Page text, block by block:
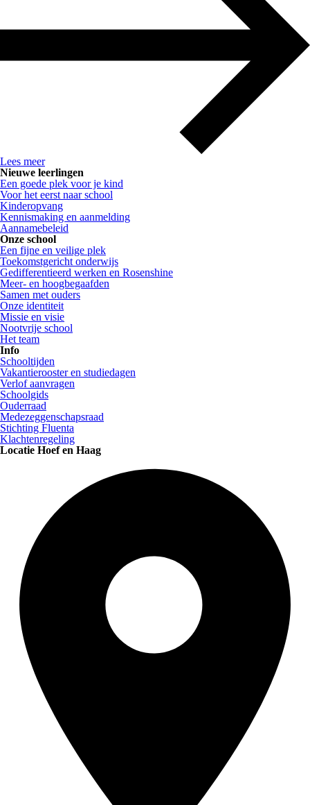
Lees meer
Nieuwe leerlingen
Een goede plek voor je kind
Voor het eerst naar school
Kinderopvang
Kennismaking en aanmelding
Aannamebeleid
Onze school
Een fijne en veilige plek
Toekomstgericht onderwijs
Gedifferentieerd werken en Rosenshine
Meer- en hoogbegaafden
Samen met ouders
Onze identiteit
Missie en visie
Nootvrije school
Het team
Info
Schooltijden
Vakantierooster en studiedagen
Verlof aanvragen
Schoolgids
Ouderraad
Medezeggenschapsraad
Stichting Fluenta
Klachtenregeling
Locatie Hoef en Haag